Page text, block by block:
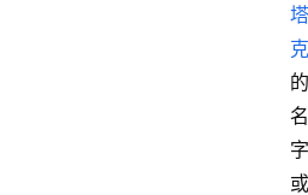
塔
克
的
名
字
或